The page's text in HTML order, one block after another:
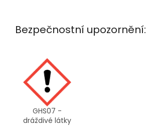
Bezpečnostní upozornění:
GHS07 -
dráždivé látky